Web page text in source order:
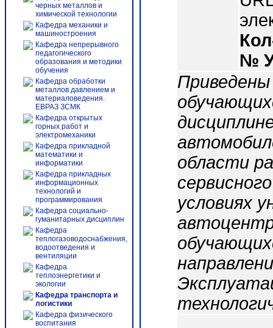
черных металлов и
химической технологии
Кафедра механики и
машиностроения
Кафедра непрерывного
педагогического
образования и методики
обучения
Кафедра обработки
металлов давлением и
материаловедения.
ЕВРАЗ ЗСМК
Кафедра открытых
горных работ и
электромеханики
Кафедра прикладной
математики и
информатики
Кафедра прикладных
информационных
технологий и
программирования
Кафедра социально-
гуманитарных дисциплин
Кафедра
теплогазоводоснабжения,
водоотведения и
вентиляции
Кафедра
теплоэнергетики и
экологии
Кафедра транспорта и
логистики
Кафедра физического
воспитания
№
области
условиях